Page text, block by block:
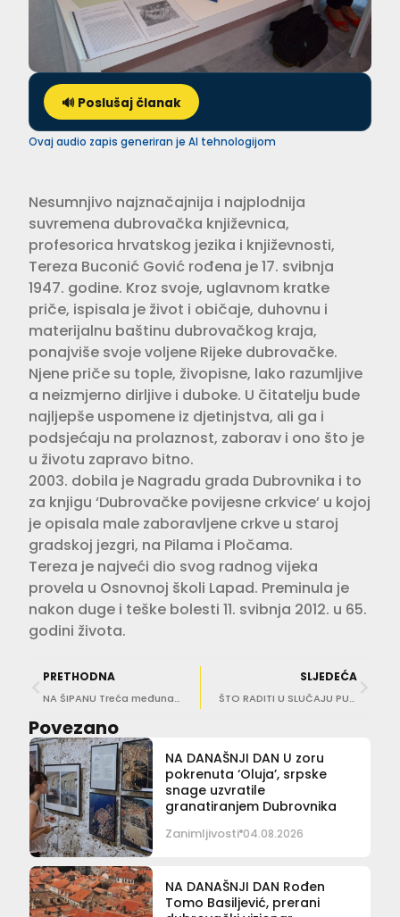
🔊 Poslušaj članak
Ovaj audio zapis generiran je AI tehnologijom
Nesumnjivo najznačajnija i najplodnija
suvremena dubrovačka književnica,
profesorica hrvatskog jezika i književnosti,
Tereza Buconić Gović rođena je 17. svibnja
1947. godine. Kroz svoje, uglavnom kratke
priče, ispisala je život i običaje, duhovnu i
materijalnu baštinu dubrovačkog kraja,
ponajviše svoje voljene Rijeke dubrovačke.
Njene priče su tople, živopisne, lako razumljive
a neizmjerno dirljive i duboke. U čitatelju bude
najljepše uspomene iz djetinjstva, ali ga i
podsjećaju na prolaznost, zaborav i ono što je
u životu zapravo bitno.
2003. dobila je Nagradu grada Dubrovnika i to
za knjigu ‘Dubrovačke povijesne crkvice’ u kojoj
je opisala male zaboravljene crkve u staroj
gradskoj jezgri, na Pilama i Pločama.
Tereza je najveći dio svog radnog vijeka
provela u Osnovnoj školi Lapad. Preminula je
nakon duge i teške bolesti 11. svibnja 2012. u 65.
godini života.
PRETHODNA
NA ŠIPANU Treća međunarodna radionica o očuvanju kulturne i prirodne baštine
SLJEDEĆA
ŠTO RADITI U SLUČAJU PUKNUĆA GUME U VOŽNJI? Odmjereno kočiti i ne raditi nagle pokrete
Povezano
NA DANAŠNJI DAN U zoru
pokrenuta ‘Oluja’, srpske
snage uzvratile
granatiranjem Dubrovnika
Zanimljivosti 04.08.2026
NA DANAŠNJI DAN Rođen
Tomo Basiljević, prerani